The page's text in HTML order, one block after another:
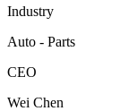
Industry
Auto - Parts
CEO
Wei Chen